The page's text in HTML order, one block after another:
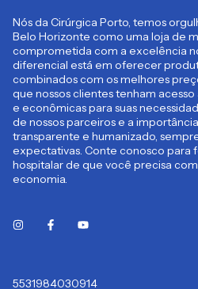
Nós da Cirúrgica Porto, temos
Belo Horizonte como uma loja de
comprometida com a excelência
diferencial está em oferecer
combinados com os melhores
que nossos clientes tenham
e econômicas para suas
de nossos parceiros e a
transparente e humanizado,
expectativas. Conte conosco para
hospitalar de que você precisa
economia.
5531984030914